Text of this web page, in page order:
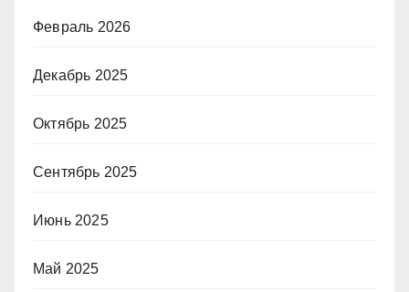
Февраль 2026
Декабрь 2025
Октябрь 2025
Сентябрь 2025
Июнь 2025
Май 2025